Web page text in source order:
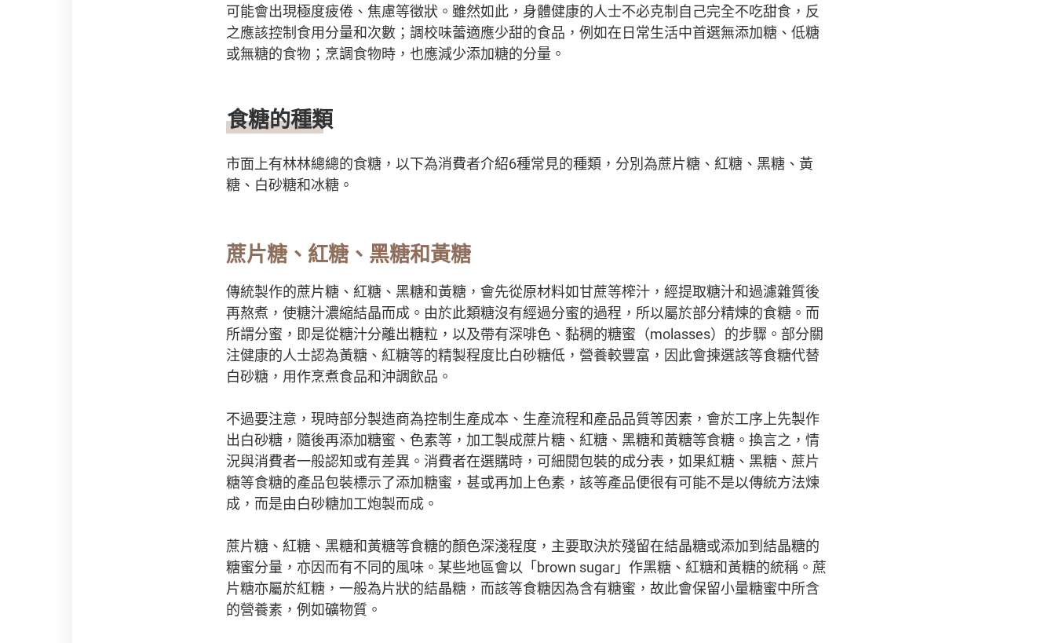
可能會出現極度疲倦、焦慮等徵狀。雖然如此，身體健康的人士不必克制自己完全不吃甜食，反
之應該控制食用分量和次數；調校味蕾適應少甜的食品，例如在日常生活中首選無添加糖、低糖
或無糖的食物；烹調食物時，也應減少添加糖的分量。
食糖的種類
市面上有林林總總的食糖，以下為消費者介紹6種常見的種類，分別為蔗片糖、紅糖、黑糖、黃
糖、白砂糖和冰糖。
蔗片糖、紅糖、黑糖和黃糖
傳統製作的蔗片糖、紅糖、黑糖和黃糖，會先從原材料如甘蔗等榨汁，經提取糖汁和過濾雜質後
再熬煮，使糖汁濃縮結晶而成。由於此類糖沒有經過分蜜的過程，所以屬於部分精煉的食糖。而
所謂分蜜，即是從糖汁分離出糖粒，以及帶有深啡色、黏稠的糖蜜（molasses）的步驟。部分關
注健康的人士認為黃糖、紅糖等的精製程度比白砂糖低，營養較豐富，因此會揀選該等食糖代替
白砂糖，用作烹煮食品和沖調飲品。
不過要注意，現時部分製造商為控制生產成本、生產流程和產品品質等因素，會於工序上先製作
出白砂糖，隨後再添加糖蜜、色素等，加工製成蔗片糖、紅糖、黑糖和黃糖等食糖。換言之，情
況與消費者一般認知或有差異。消費者在選購時，可細閱包裝的成分表，如果紅糖、黑糖、蔗片
糖等食糖的產品包裝標示了添加糖蜜，甚或再加上色素，該等產品便很有可能不是以傳統方法煉
成，而是由白砂糖加工炮製而成。
蔗片糖、紅糖、黑糖和黃糖等食糖的顏色深淺程度，主要取決於殘留在結晶糖或添加到結晶糖的
糖蜜分量，亦因而有不同的風味。某些地區會以「brown sugar」作黑糖、紅糖和黃糖的統稱。蔗
片糖亦屬於紅糖，一般為片狀的結晶糖，而該等食糖因為含有糖蜜，故此會保留小量糖蜜中所含
的營養素，例如礦物質。